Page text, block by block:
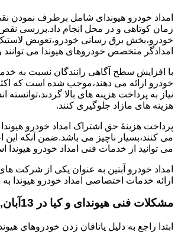
امداد خودرو هیوندای شامل برطرف
زمان کوتاهی و در محل انجام داد.بررسی
خودرو،بخش برق رسانی خودرو،تعویض لاستیک
امدادگر متخصص خودروهای هیوندا می
با افزایش سطح آگاهی رانندگان نسبت به
خودرو ارائه می دهند،موجب شده است که
نیاز به پرداخت هزینه های بالا
هزینه های مازاد جلوگیری کنند.
پرداخت هزینۀ حق اشتراک امداد خودرو
می کنند،بسیار ناچیز می باشد.ضمن آنکه این
می توانید از خدمات فنی امداد خودرو هیوندا
امداد خودرو آبتین به عنوان یکی از شرکت
ارائه خدمات اختصاصی امداد خودرو هیوندا به
مشکلات فنی هیوندای و کیا در 13آبان,منطقه 13آبان